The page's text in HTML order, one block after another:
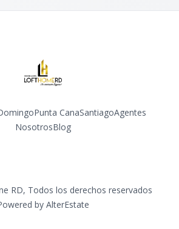
Punta CanaSantiagoAgentes
NosotrosBlog
RD, Todos los derechos reservados
by AlterEstate